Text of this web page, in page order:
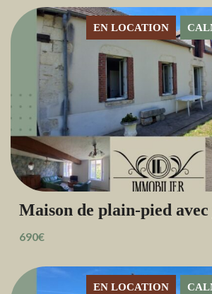
EN LOCATION
Maison de plain-pied
690€
EN LOCATION